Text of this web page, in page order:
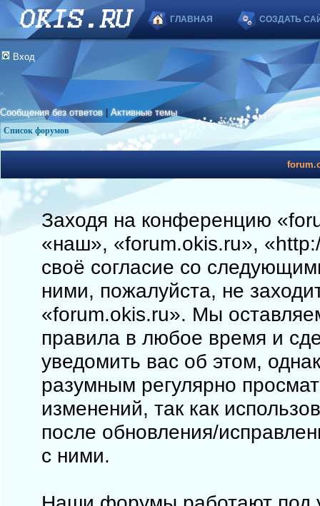
ГЛАВНАЯ СОЗДАТЬ
Вход
Сообщения без ответов |Активные темы
Список форумов
Заходя на конференцию
«наш», «forum.okis.ru»,
своё согласие со
ними, пожалуйста, не
«forum.okis.ru». Мы
правила в любое время и
уведомить вас об этом,
разумным регулярно
изменений, так как
после обновления/
с ними.